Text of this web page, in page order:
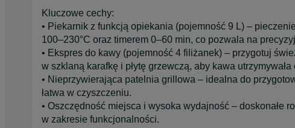
Kluczowe cechy:
• Piekarnik z funkcją opiekania (pojemność 9 L) –
100–230°C oraz timerem 0–60 min, co pozwala na
• Ekspres do kawy (pojemność 4 filiżanek) – przygotuj
w szklaną karafkę i płytę grzewczą, aby kawa utrzymywała
• Nieprzywierająca patelnia grillowa – idealna do
łatwa w czyszczeniu.
• Oszczędność miejsca i wysoka wydajność – doskonałe
w zakresie funkcjonalności.